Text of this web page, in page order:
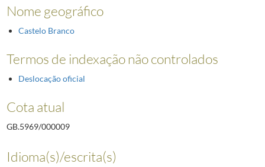
Nome geográfico
Castelo Branco
Termos de indexação não controlados
Deslocação oficial
Cota atual
GB.5969/000009
Idioma(s)/escrita(s)